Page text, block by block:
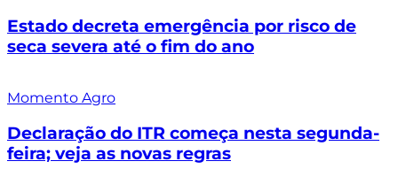
Estado decreta emergência por risco de
seca severa até o fim do ano
Momento Agro
Declaração do ITR começa nesta segunda-
feira; veja as novas regras